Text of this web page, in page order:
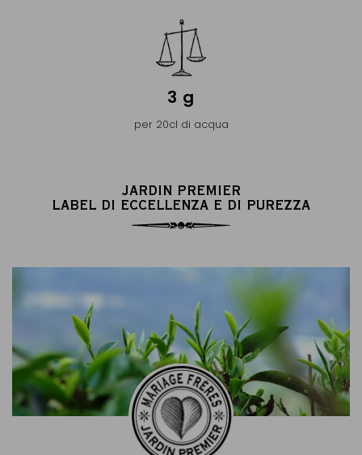
3 g
per 20cl di acqua
JARDIN PREMIER
LABEL DI ECCELLENZA E DI PUREZZA